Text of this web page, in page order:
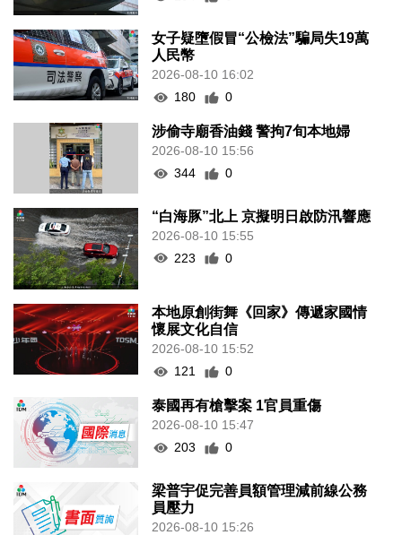
女子疑墮假冒“公檢法”騙局失19萬
人民幣
2026-08-10 16:02
180
0
涉偷寺廟香油錢 警拘7旬本地婦
2026-08-10 15:56
344
0
“白海豚”北上 京擬明日啟防汛響應
2026-08-10 15:55
223
0
本地原創街舞《回家》傳遞家國情
懷展文化自信
2026-08-10 15:52
121
0
泰國再有槍擊案 1官員重傷
2026-08-10 15:47
203
0
梁普宇促完善員額管理減前線公務
員壓力
2026-08-10 15:26